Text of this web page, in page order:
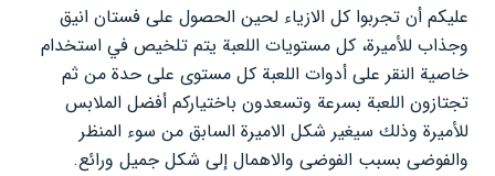
عليكم أن تجربوا كل الازياء لحين الحصول على فستان انيق
وجذاب للأميرة، كل مستويات اللعبة يتم تلخيص في استخدام
خاصية النقر على أدوات اللعبة كل مستوى على حدة من ثم
تجتازون اللعبة بسرعة وتسعدون باختياركم أفضل الملابس
للأميرة وذلك سيغير شكل الاميرة السابق من سوء المنظر
والفوضى بسبب الفوضى والاهمال إلى شكل جميل ورائع.